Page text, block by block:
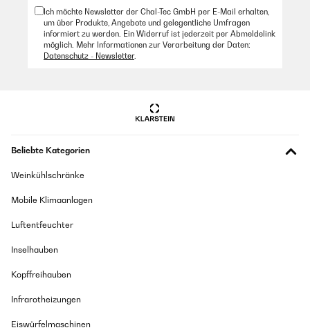
Ich möchte Newsletter der Chal-Tec GmbH per E-Mail erhalten,
um über Produkte, Angebote und gelegentliche Umfragen
informiert zu werden. Ein Widerruf ist jederzeit per Abmeldelink
möglich. Mehr Informationen zur Verarbeitung der Daten:
Datenschutz - Newsletter.
Beliebte Kategorien
Weinkühlschränke
Mobile Klimaanlagen
Luftentfeuchter
Inselhauben
Kopffreihauben
Infrarotheizungen
Eiswürfelmaschinen